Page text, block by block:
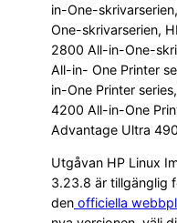
in-One-
One-skrivarserien,
2800 All-in-One-
All-in- One Printer
in-One Printer
4200 All-in-One
Advantage Ultra
Utgåvan HP Linux
3.23.8 är tillgänglig
den officiella